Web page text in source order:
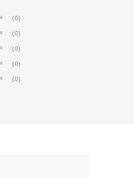
(0)
(0)
(0)
(0)
(0)